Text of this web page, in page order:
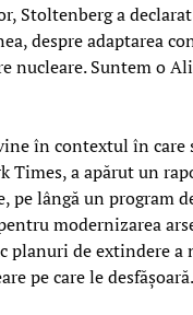
Stoltenberg a
despre adaptarea
nucleare. Suntem o
în contextul în care
Times, a apărut un
pe lângă un program
modernizarea
planuri de extindere a
pe care le desfășoară.